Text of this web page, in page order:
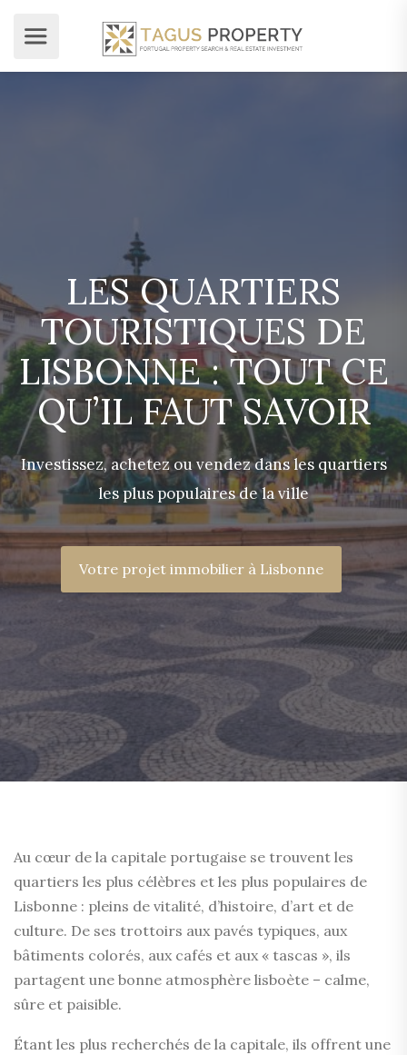
LES QUARTIERS
TOURISTIQUES DE
LISBONNE : TOUT CE
QU’IL FAUT SAVOIR
Investissez, achetez ou vendez dans les quartiers
les plus populaires de la ville
Votre projet immobilier à Lisbonne
Au cœur de la capitale portugaise se trouvent les
quartiers les plus célèbres et les plus populaires de
Lisbonne : pleins de vitalité, d’histoire, d’art et de
culture. De ses trottoirs aux pavés typiques, aux
bâtiments colorés, aux cafés et aux « tascas », ils
partagent une bonne atmosphère lisboète – calme,
sûre et paisible.
Étant les plus recherchés de la capitale, ils offrent une